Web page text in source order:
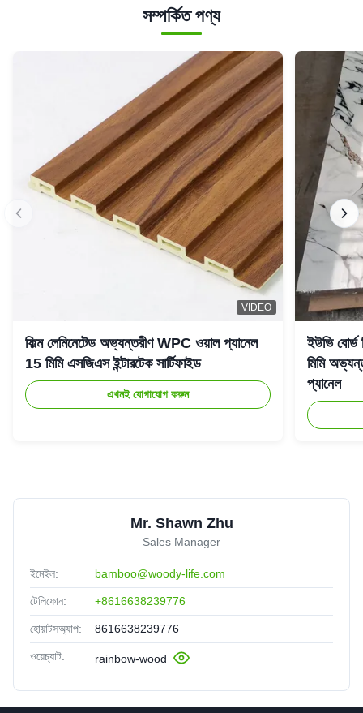
সম্পর্কিত পণ্য
VIDEO
ফিল্ম লেমিনেটেড অভ্যন্তরীণ WPC ওয়াল প্যানেল
15 মিমি এসজিএস ইন্টারটেক সার্টিফাইড
এখনই যোগাযোগ করুন
ইউভি
মিমি
প্যানেল
Mr. Shawn Zhu
Sales Manager
ইমেইল: bamboo@woody-life.com
টেলিফোন: +8616638239776
হোয়াটসঅ্যাপ: 8616638239776
ওয়েচ্যাট: rainbow-wood